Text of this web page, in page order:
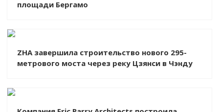
площади Бергамо
ZHA завершила строительство нового 295-
метрового моста через реку Цзянси в Чэнду